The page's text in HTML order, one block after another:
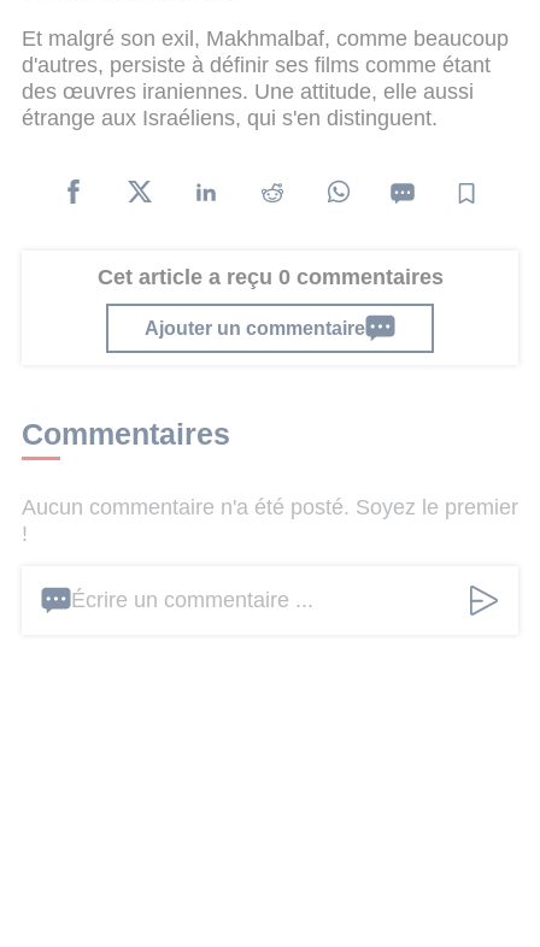
Et malgré son exil, Makhmalbaf, comme beaucoup
d'autres, persiste à définir ses films comme étant
des œuvres iraniennes. Une attitude, elle aussi
étrange aux Israéliens, qui s'en distinguent.
Cet article a reçu 0 commentaires
Ajouter un commentaire
Commentaires
Aucun commentaire n'a été posté. Soyez le premier
!
Écrire un commentaire ...